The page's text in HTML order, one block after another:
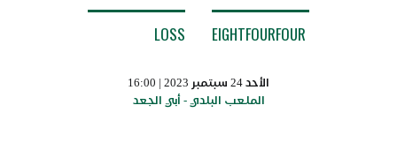
EIGHTFOURFOUR
LOSS
الأحد 24 سبتمبر 2023 | 16:00
الملعب البلدي - أبي الجعد